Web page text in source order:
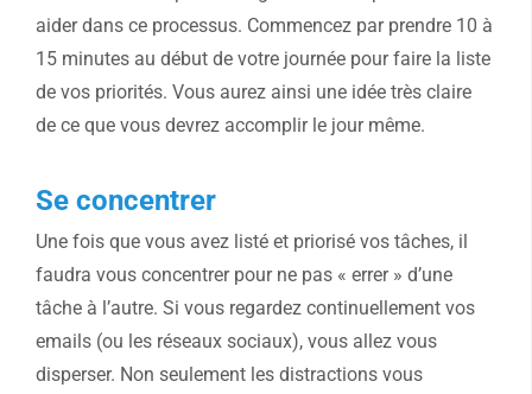
aider dans ce processus. Commencez par prendre 10 à
15 minutes au début de votre journée pour faire la liste
de vos priorités. Vous aurez ainsi une idée très claire
de ce que vous devrez accomplir le jour même.
Se concentrer
Une fois que vous avez listé et priorisé vos tâches, il
faudra vous concentrer pour ne pas « errer » d’une
tâche à l’autre. Si vous regardez continuellement vos
emails (ou les réseaux sociaux), vous allez vous
disperser. Non seulement les distractions vous